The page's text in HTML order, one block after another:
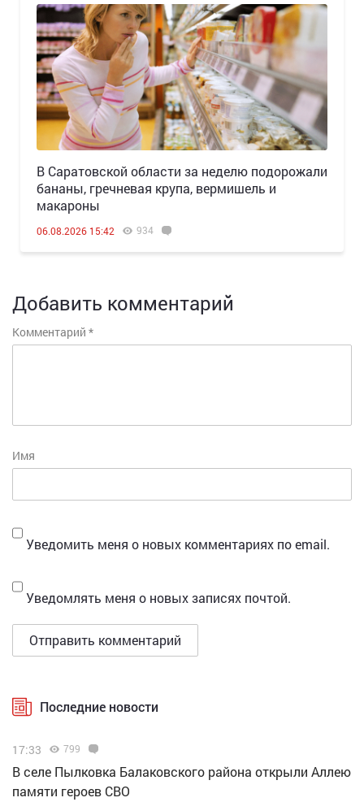
В Саратовской области за неделю подорожали
бананы, гречневая крупа, вермишель и
макароны
06.08.2026 15:42 934
Добавить комментарий
Комментарий *
Имя
Уведомить меня о новых комментариях по email.
Уведомлять меня о новых записях почтой.
Последние новости
17:33 799
В селе Пылковка Балаковского района открыли Аллею
памяти героев СВО